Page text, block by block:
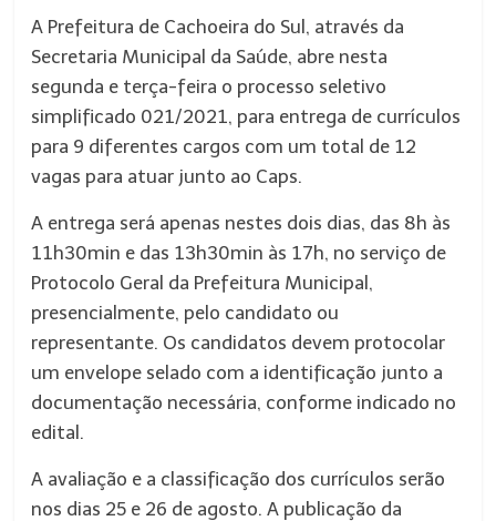
A Prefeitura de Cachoeira do Sul, através da
Secretaria Municipal da Saúde, abre nesta
segunda e terça-feira o processo seletivo
simplificado 021/2021, para entrega de currículos
para 9 diferentes cargos com um total de 12
vagas para atuar junto ao Caps.
A entrega será apenas nestes dois dias, das 8h às
11h30min e das 13h30min às 17h, no serviço de
Protocolo Geral da Prefeitura Municipal,
presencialmente, pelo candidato ou
representante. Os candidatos devem protocolar
um envelope selado com a identificação junto a
documentação necessária, conforme indicado no
edital.
A avaliação e a classificação dos currículos serão
nos dias 25 e 26 de agosto. A publicação da